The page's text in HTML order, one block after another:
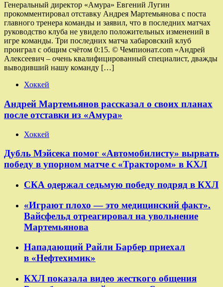
Генеральный директор «Амура» Евгений Лугин
прокомментировал отставку Андрея Мартемьянова с поста
главного тренера команды и заявил, что в последних матчах
руководство клуба не увидело положительных изменений в
игре команды. Три последних матча хабаровский клуб
проиграл с общим счётом 0:15. © Чемпионат.com «Андрей
Алексеевич – очень квалифицированный специалист, дважды
выводивший нашу команду […]
Хоккей
Андрей Мартемьянов рассказал о своих планах
после отставки из «Амура»
Хоккей
Дубль Мэйсека помог «Автомобилисту» вырвать
победу в упорном матче с «Трактором» в КХЛ
СКА одержал седьмую победу подряд в КХЛ
«Играют плохо — это медицинский факт».
Вайсфельд отреагировал на увольнение
Мартемьянова
Нападающий Райли Барбер приехал
в «Нефтехимик»
КХЛ показала видео жесткого общения